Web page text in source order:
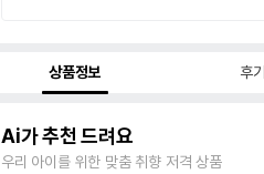
상품정보 후기
Ai가 추천 드려요
우리 아이를 위한 맞춤 취향 저격 상품